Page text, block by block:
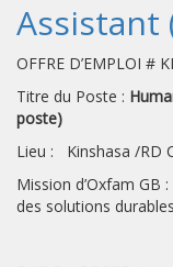
Assistant
OFFRE D’EMPLOI #
Titre du Poste :
poste)
Lieu : Kinshasa /RD
Mission d’Oxfam
des solutions